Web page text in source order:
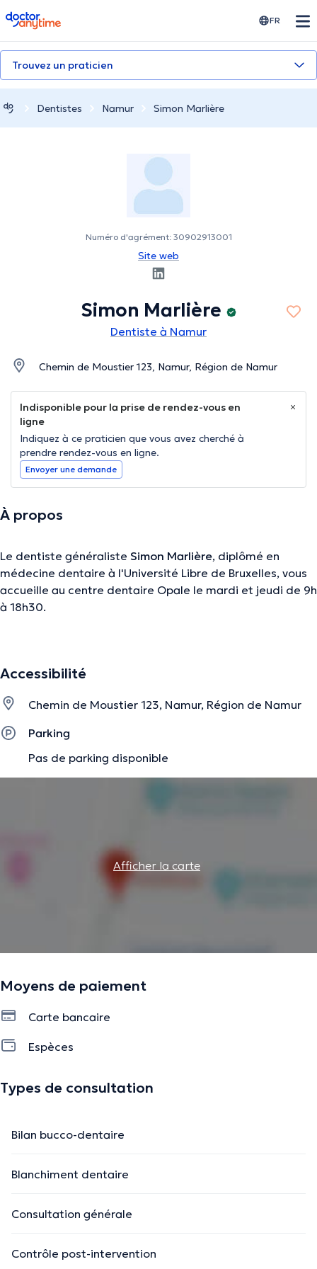
doctoranytime FR
Trouvez un praticien
Dentistes Namur Simon Marlière
Numéro d'agrément: 30902913001
Site web
Simon Marlière
Dentiste à Namur
Chemin de Moustier 123, Namur, Région de Namur
Indisponible pour la prise de rendez-vous en
ligne
Indiquez à ce praticien que vous avez cherché à
prendre rendez-vous en ligne.
Envoyer une demande
À propos
Le dentiste généraliste Simon Marlière, diplômé en
médecine dentaire à l'Université Libre de Bruxelles, vous
accueille au centre dentaire Opale le mardi et jeudi de 9h
à 18h30.
informations vérifiées.
Accessibilité
Chemin de Moustier 123, Namur, Région de Namur
Parking
Pas de parking disponible
Afficher la carte
Moyens de paiement
Carte bancaire
Espèces
Types de consultation
Bilan bucco-dentaire
Blanchiment dentaire
Consultation générale
Contrôle post-intervention